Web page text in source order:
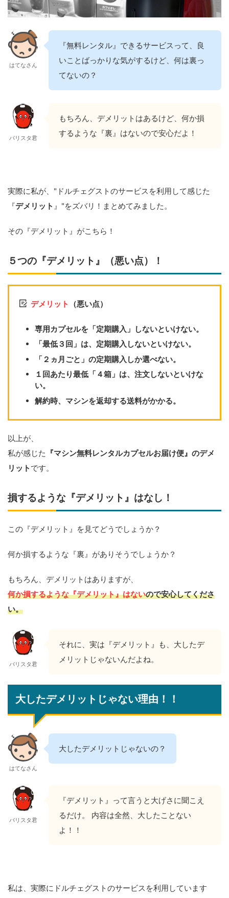
はてなさん
『無料レンタル』できるサービスって、良
いことばっかりな気がするけど、何は裏っ
てないの？
バリスタ君
もちろん、デメリットはあるけど、何か損
するような『裏』はないので安心だよ！
実際に私が、"ドルチェグストのサービスを利用して感じた
『デメリット 』"をズバリ！まとめてみました。
その『デメリット』がこちら！
５つの『デメリット』（悪い点）！
デメリット （悪い点）
専用カプセルを「定期購入」しないといけない。
「最低３回」は、定期購入しないといけない。
「２ヵ月ごと」の定期購入しか選べない。
１回あたり最低「４箱」は、注文しないといけな
い。
解約時、マシンを返却する送料がかかる。
以上が、
私が感じた 『マシン無料レンタルカプセルお届け便』のデメ
リット です。
損するような『デメリット』はなし！
この『デメリット』を見てどうでしょうか？
何か損するような『裏』がありそうでしょうか？
もちろん、デメリットはありますが、
何か損するような『デメリット』はないので安心してくださ
い。
バリスタ君
それに、実は『デメリット』も、大したデ
メリットじゃないんだよね。
大したデメリットじゃない理由！！
はてなさん
大したデメリットじゃないの？
バリスタ君
『デメリット』って言うと大げさに聞こえ
るだけ。 内容は全然、大したことない
よ！！
私は、実際にドルチェグストのサービスを利用しています